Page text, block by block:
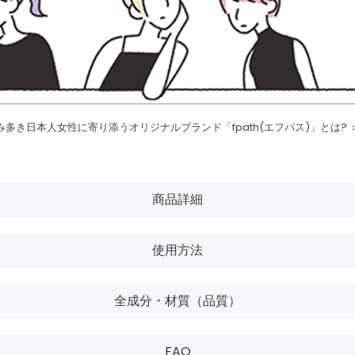
多き日本人女性に寄り添うオリジナルブランド「fpath(エフパス)」とは?
商品詳細
使用方法
全成分・材質（品質）